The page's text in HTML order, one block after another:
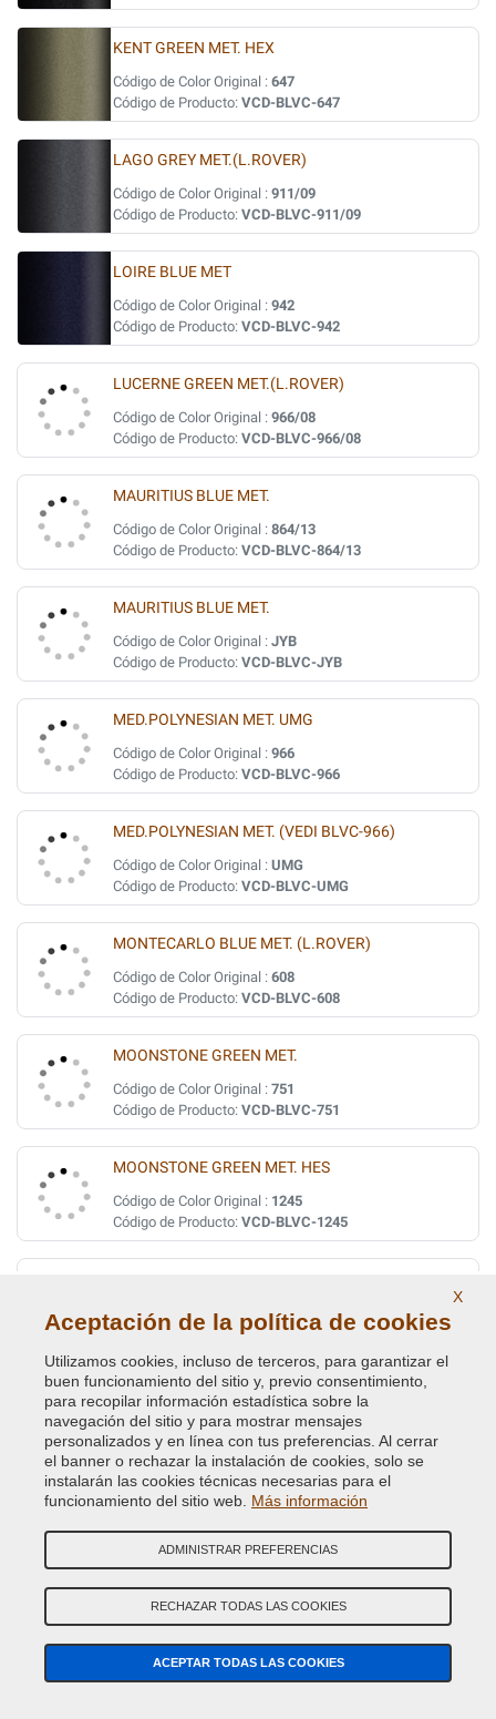
KENT GREEN MET. HEX
Código de Color Original : 647
Código de Producto: VCD-BLVC-647
LAGO GREY MET.(L.ROVER)
Código de Color Original : 911/09
Código de Producto: VCD-BLVC-911/09
LOIRE BLUE MET
Código de Color Original : 942
Código de Producto: VCD-BLVC-942
LUCERNE GREEN MET.(L.ROVER)
Código de Color Original : 966/08
Código de Producto: VCD-BLVC-966/08
MAURITIUS BLUE MET.
Código de Color Original : 864/13
Código de Producto: VCD-BLVC-864/13
MAURITIUS BLUE MET.
Código de Color Original : JYB
Código de Producto: VCD-BLVC-JYB
MED.POLYNESIAN MET. UMG
Código de Color Original : 966
Código de Producto: VCD-BLVC-966
MED.POLYNESIAN MET. (VEDI BLVC-966)
Código de Color Original : UMG
Código de Producto: VCD-BLVC-UMG
MONTECARLO BLUE MET. (L.ROVER)
Código de Color Original : 608
Código de Producto: VCD-BLVC-608
MOONSTONE GREEN MET.
Código de Color Original : 751
Código de Producto: VCD-BLVC-751
MOONSTONE GREEN MET. HES
Código de Color Original : 1245
Código de Producto: VCD-BLVC-1245
Código de Color Original :751
Código de Producto:VCD-BLVC-HES
MULBERRY RED MET. CNF
Código de Color Original :638
Código de Producto:VCD-BLVC-638
MULBERRY RED PEARL CDM
Código de Color Original :1274
Código de Producto: VCD-BLVC-1274
MULBERRY RED PEARL CDM
Código de Color Original :1274-CDM
Código de Producto:VCD-BLVC-CMD
X
Aceptación de la política de cookies
Utilizamos cookies, incluso de terceros, para garantizar el
buen funcionamiento del sitio y, previo consentimiento,
para recopilar información estadística sobre la
navegación del sitio y para mostrar mensajes
personalizados y en línea con tus preferencias. Al cerrar
el banner o rechazar la instalación de cookies, solo se
instalarán las cookies técnicas necesarias para el
funcionamiento del sitio web. Más información
ADMINISTRAR PREFERENCIAS
RECHAZAR TODAS LAS COOKIES
ACEPTAR TODAS LAS COOKIES